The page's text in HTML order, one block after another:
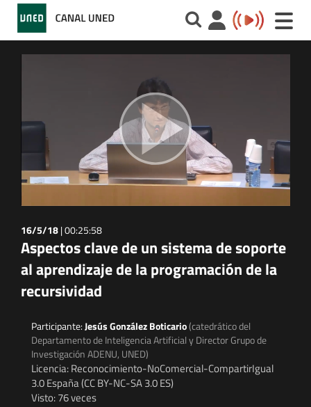
Toggle
16/5/18|00:25:58
Aspectos clave de un sistema de soporte
al aprendizaje de la programación de la
recursividad
Participante:Jesús González Boticario(catedrático del
Departamento de Inteligencia Artificial y Director Grupo de
Investigación ADENU, UNED)
Licencia: Reconocimiento-NoComercial-CompartirIgual
3.0 España (CC BY-NC-SA 3.0 ES)
Visto: 76 veces